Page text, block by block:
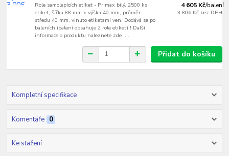
Role samolepících etiket - Primax bílý, 2500 ks
etiket, šířka 88 mm x výška 40 mm, průměr
středu 40 mm, vinuto etiketami ven. Dodává se po
baleních (balení obsahuje 2 role etiket) ! Další
informace o produktu naleznete zde ....
4 605 Kč/balení
3 806 Kč bez DPH
Přidat do košíku
Kompletní specifikace
Komentáře 0
Ke stažení